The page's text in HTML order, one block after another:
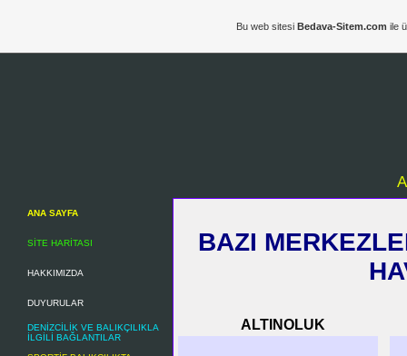
ANA SAYFA
SİTE HARİTASI
HAKKIMIZDA
DUYURULAR
DENİZCİLİK VE BALIKÇILIKLA
İLGİLİ BAĞLANTILAR
BAZI
ALTINOLUK
Bu web sitesi Bedava-Sitem.com ile